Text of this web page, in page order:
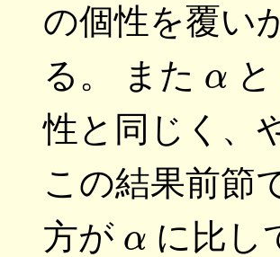
の個性を覆い
る。 また
と
性と同じく、
この結果前節
方が
に比し